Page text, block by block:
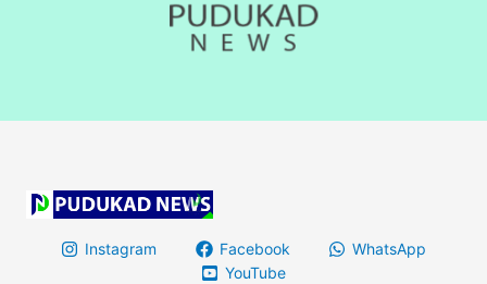
Instagram Facebook
WhatsApp
YouTube